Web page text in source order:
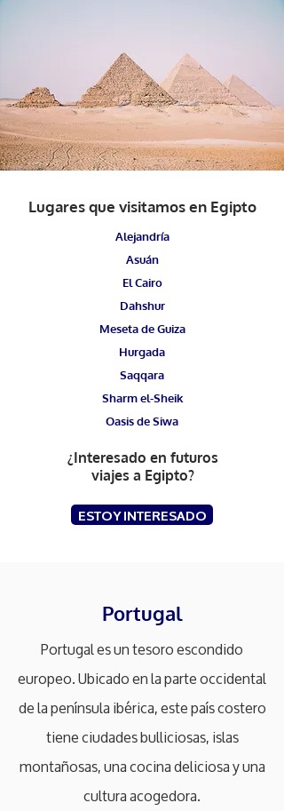
Lugares que visitamos en Egipto
Alejandría
Asuán
El Cairo
Dahshur
Meseta de Guiza
Hurgada
Saqqara
Sharm el-Sheik
Oasis de Siwa
¿Interesado en futuros
viajes a Egipto?
ESTOY INTERESADO
Portugal
Portugal es un tesoro escondido
europeo. Ubicado en la parte occidental
de la península ibérica, este país costero
tiene ciudades bulliciosas, islas
montañosas, una cocina deliciosa y una
cultura acogedora.